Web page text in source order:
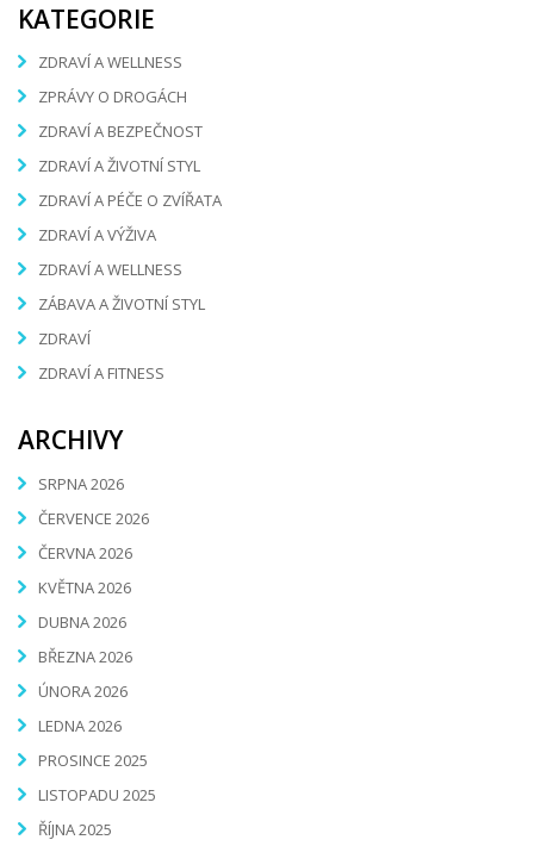
KATEGORIE
ZDRAVÍ A WELLNESS
ZPRÁVY O DROGÁCH
ZDRAVÍ A BEZPEČNOST
ZDRAVÍ A ŽIVOTNÍ STYL
ZDRAVÍ A PÉČE O ZVÍŘATA
ZDRAVÍ A VÝŽIVA
ZDRAVÍ A WELLNESS
ZÁBAVA A ŽIVOTNÍ STYL
ZDRAVÍ
ZDRAVÍ A FITNESS
ARCHIVY
SRPNA 2026
ČERVENCE 2026
ČERVNA 2026
KVĚTNA 2026
DUBNA 2026
BŘEZNA 2026
ÚNORA 2026
LEDNA 2026
PROSINCE 2025
LISTOPADU 2025
ŘÍJNA 2025